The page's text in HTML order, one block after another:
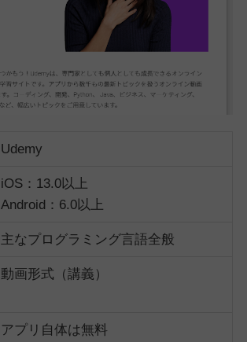
Udemy
iOS：13.0以上
Android：6.0以上
主なプログラミング言語全般
動画形式（講義）
アプリ自体は無料